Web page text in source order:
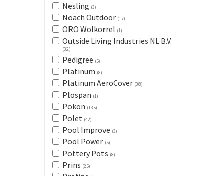
Nesling (3)
Noach Outdoor (17)
ORO Wolkorrel (1)
Outside Living Industries NL B.V.
(32)
Pedigree (5)
Platinum (8)
Platinum AeroCover (38)
Plospan (1)
Pokon (135)
Polet (42)
Pool Improve (3)
Pool Power (5)
Pottery Pots (8)
Prins (25)